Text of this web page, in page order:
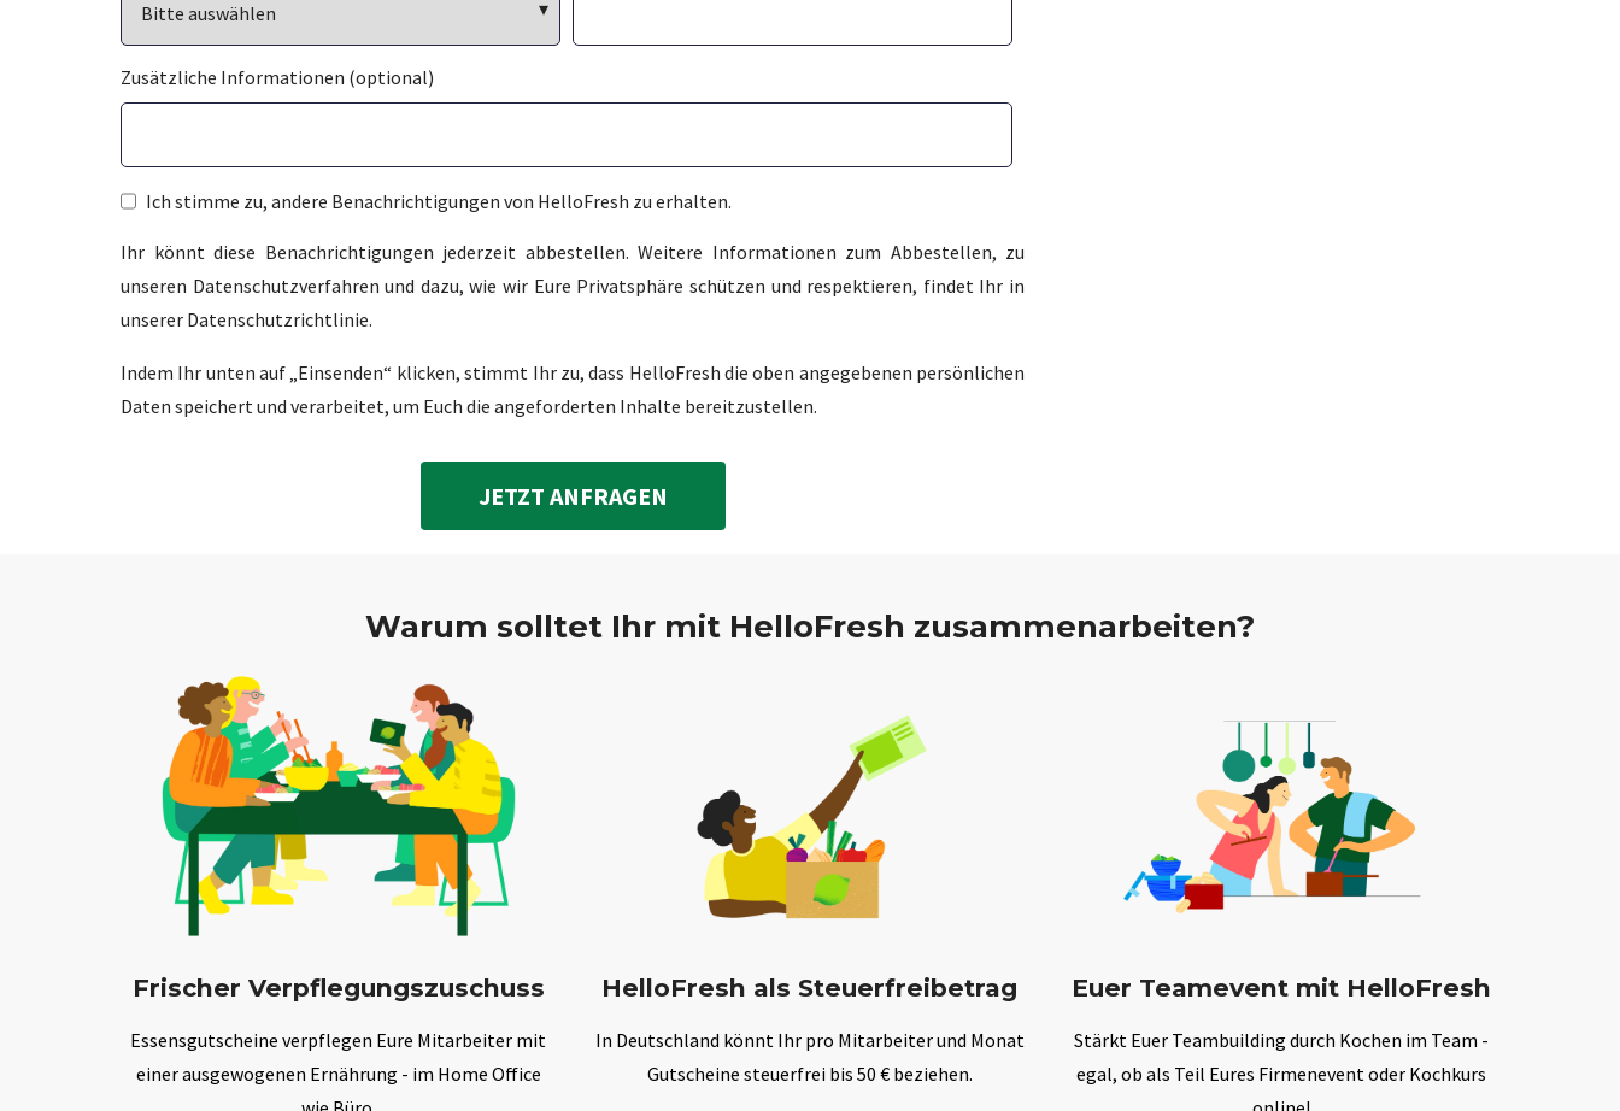
Zusätzliche Informationen (optional)
Ich stimme zu, andere Benachrichtigungen von HelloFresh zu erhalten.
Ihr könnt diese Benachrichtigungen jederzeit abbestellen. Weitere Informationen zum Abbestellen, zu
unseren Datenschutzverfahren und dazu, wie wir Eure Privatsphäre schützen und respektieren, findet Ihr in
unserer Datenschutzrichtlinie.
Indem Ihr unten auf „Einsenden“ klicken, stimmt Ihr zu, dass HelloFresh die oben angegebenen persönlichen
Daten speichert und verarbeitet, um Euch die angeforderten Inhalte bereitzustellen.
Warum solltet Ihr mit HelloFresh zusammenarbeiten?
Frischer Verpflegungszuschuss
Essensgutscheine verpflegen Eure Mitarbeiter mit
einer ausgewogenen Ernährung - im Home Office
HelloFresh als Steuerfreibetrag
In Deutschland könnt Ihr pro Mitarbeiter und Monat
Gutscheine steuerfrei bis 50 € beziehen.
Euer Teamevent mit HelloFresh
Stärkt Euer Teambuilding durch Kochen im Team -
egal, ob als Teil Eures Firmenevent oder Kochkurs